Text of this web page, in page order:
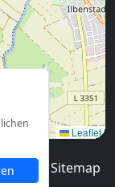
Leaflet
Sitemap